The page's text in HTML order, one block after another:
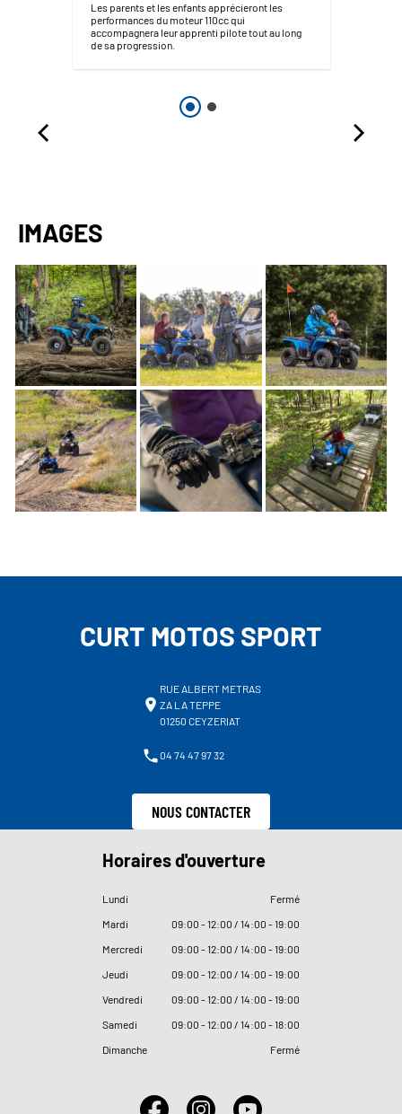
Les parents et les enfants apprécieront les
performances du moteur 110cc qui
accompagnera leur apprenti pilote tout au long
de sa progression.
IMAGES
CURT MOTOS SPORT
RUE ALBERT METRAS
ZA LA TEPPE
01250 CEYZERIAT
04 74 47 97 32
NOUS CONTACTER
Horaires d'ouverture
Lundi
Fermé
Mardi
09:00 - 12:00 / 14:00 - 19:00
Mercredi
09:00 - 12:00 / 14:00 - 19:00
Jeudi
09:00 - 12:00 / 14:00 - 19:00
Vendredi
09:00 - 12:00 / 14:00 - 19:00
Samedi
09:00 - 12:00 / 14:00 - 18:00
Dimanche
Fermé